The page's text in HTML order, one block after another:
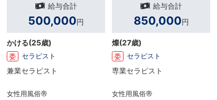
給与合計
500,000円
かける(25歳)
委 セラピスト
兼業セラピスト
女性用風俗帝
給与合計
850,000円
燦(27歳)
委 セラピスト
専業セラピスト
女性用風俗帝